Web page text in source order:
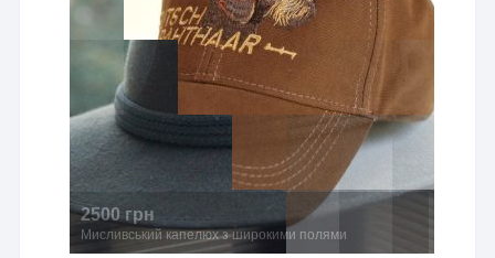
2500 грн
Мисливський капелюх з широкими полями